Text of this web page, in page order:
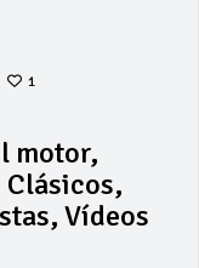
1
motor,
Vídeos